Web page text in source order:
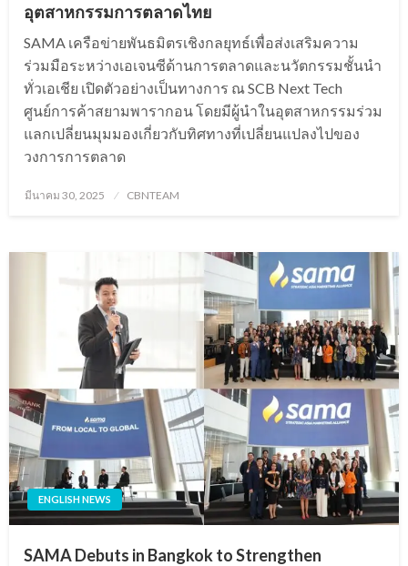
อุตสาหกรรมการตลาดไทย
SAMA เครือข่ายพันธมิตรเชิงกลยุทธ์เพื่อส่งเสริมความ
ร่วมมือระหว่างเอเจนซีด้านการตลาดและนวัตกรรมชั้นนำ
ทั่วเอเชีย เปิดตัวอย่างเป็นทางการ ณ SCB Next Tech
ศูนย์การค้าสยามพารากอน โดยมีผู้นำในอุตสาหกรรมร่วม
แลกเปลี่ยนมุมมองเกี่ยวกับทิศทางที่เปลี่ยนแปลงไปของ
วงการการตลาด
Posted
มีนาคม 30, 2025 CBNTEAM
ENGLISH NEWS
SAMA Debuts in Bangkok to Strengthen